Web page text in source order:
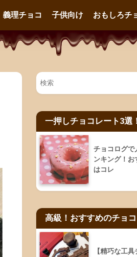
義理チョコ 子供向け おもしろチ
一押しチョコレート3選！
チョコログで
ンキング！お
はコレ
高級！おすすめのチョ
【精巧な工